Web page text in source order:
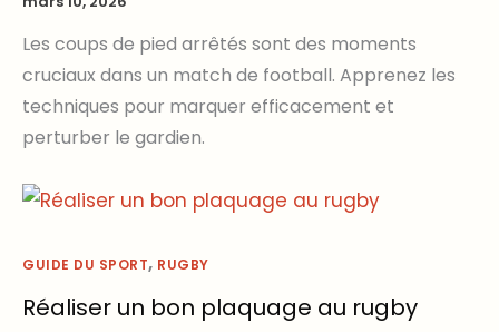
Les coups de pied arrêtés sont des moments
cruciaux dans un match de football. Apprenez les
techniques pour marquer efficacement et
perturber le gardien.
GUIDE DU SPORT, RUGBY
Réaliser un bon plaquage au rugby